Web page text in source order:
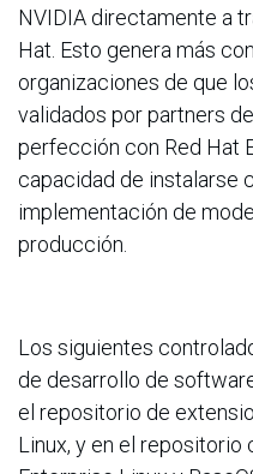
NVIDIA directamente a
Hat. Esto genera más
organizaciones de que
validados por partners
perfección con Red Hat
capacidad de instalarse
implementación de
producción.
Los siguientes
de desarrollo de
el repositorio de
Linux, y en el